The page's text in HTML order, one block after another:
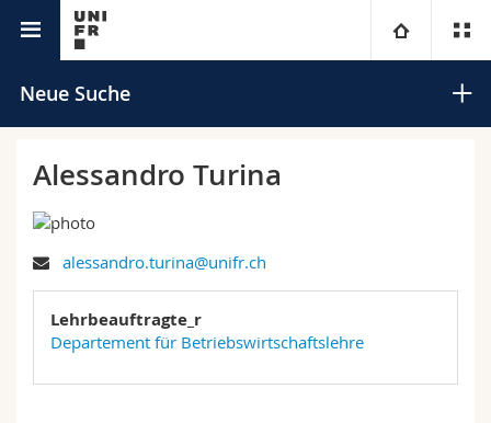
Universität
Campus
Forschung
Universität
Weiterbildung
Rechtswissenschaftliche Fak.
Wirtschafts- und Sozialwissenschaftliche Fak.
Philosophische Fak.
Informationen für
Studieninteressierte
Studierende
Medien
Ressourcen
Personenverzeichnis
Ortsplan
Neue Suche
Suchen
Erweiterte Suche
Alessandro Turina
alessandro.turina@unifr.ch
Lehrbeauftragte_r
Departement für Betriebswirtschaftslehre